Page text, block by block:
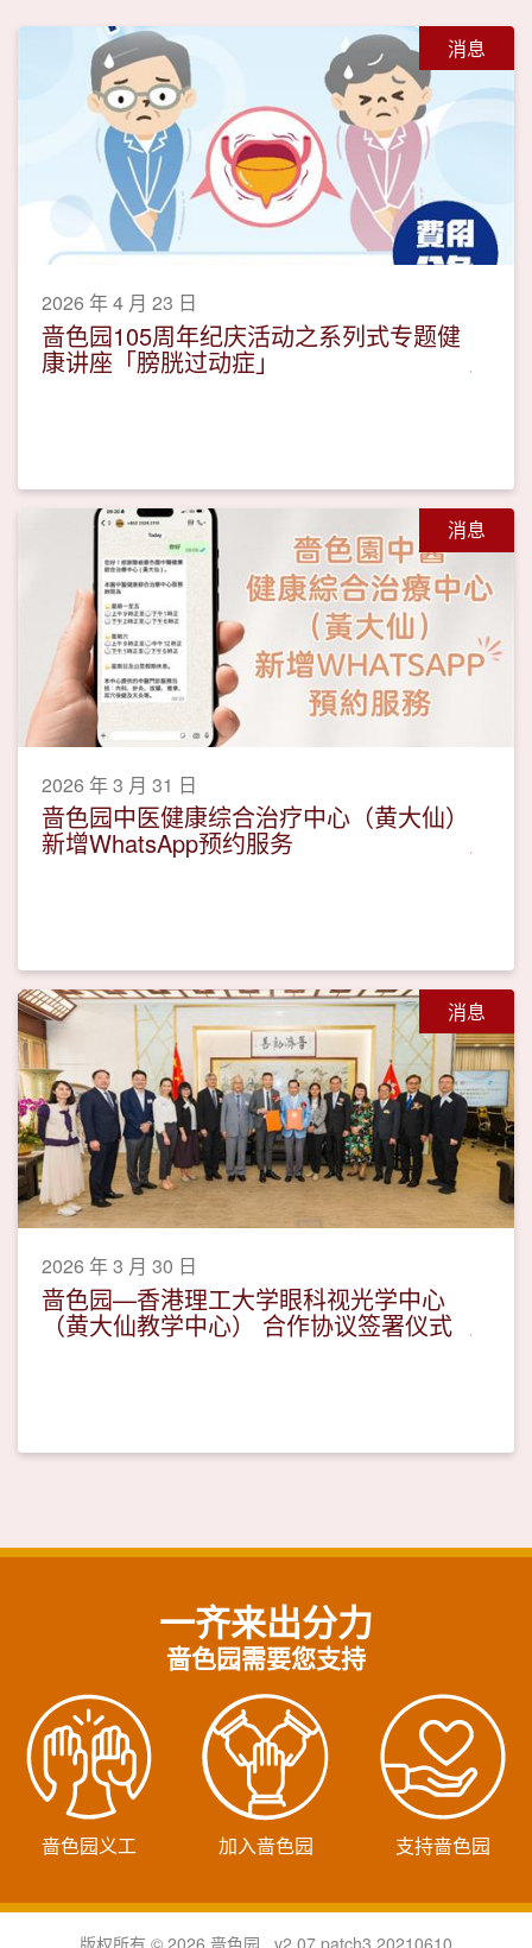
消息
2026 年 4 月 23 日
啬色园105周年纪庆活动之系列式专题健
康讲座「膀胱过动症」
消息
2026 年 3 月 31 日
啬色园中医健康综合治疗中心（黄大仙）
新增WhatsApp预约服务
消息
2026 年 3 月 30 日
啬色园—香港理工大学眼科视光学中心
（黄大仙教学中心） 合作协议签署仪式
一齐来出分力
啬色园需要您支持
啬色园义工 加入啬色园 支持啬色园
版权所有 © 2026 啬色园 v2.07.patch3.20210610